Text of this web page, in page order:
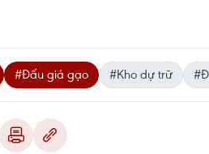
#Đấu giá gạo #Kho dự trữ